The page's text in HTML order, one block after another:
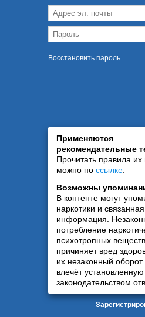
Восстановить пароль
Применяются
рекомендательные
Прочитать правила
можно по ссылке
Возможны
В контенте могут
наркотики и
информация.
потребление
психотропных
причиняет вред
их незаконный
влечёт установленную
законодательством